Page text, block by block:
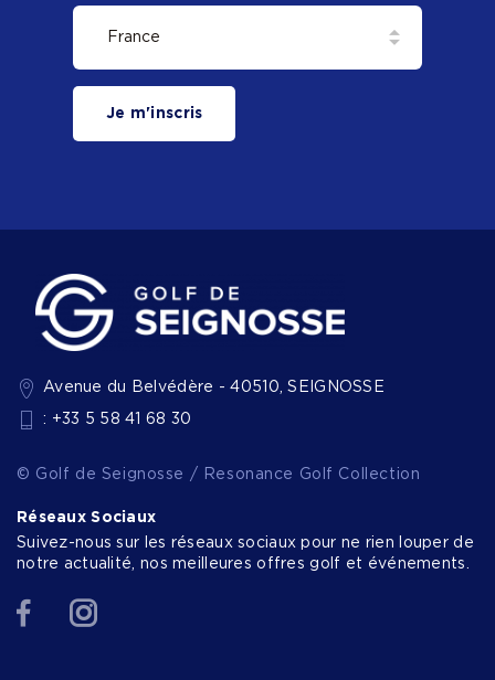
Avenue du Belvédère - 40510, SEIGNOSSE
: +33 5 58 41 68 30
© Golf de Seignosse / Resonance Golf Collection
Réseaux Sociaux
Suivez-nous sur les réseaux sociaux pour ne rien louper de
notre actualité, nos meilleures offres golf et événements.
Facebook
Je m'inscris